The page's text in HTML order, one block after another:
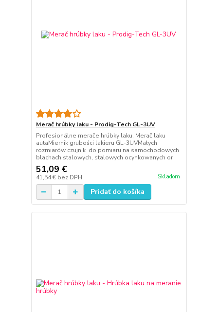
Merač hrúbky laku - Prodig-Tech GL-3UV
Profesionálne merače hrúbky laku. Merač laku
autaMiernik grubości lakieru GL-3UVMałych
rozmiarów czujnik do pomiaru na samochodowych
blachach stalowych, stalowych ocynkowanych or
51,09 €
41,54 € bez DPH Skladom
Pridať do košíka